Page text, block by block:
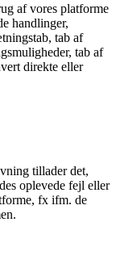
af vores platforme
handlinger,
tab af
tab af
direkte eller
tillader det,
oplevede fejl eller
fx ifm. de